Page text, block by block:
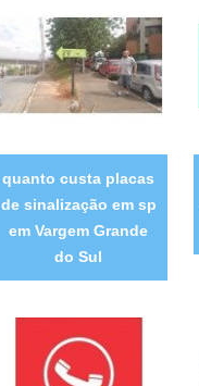
quanto custa placas
de sinalização em sp
em Vargem Grande
do Sul